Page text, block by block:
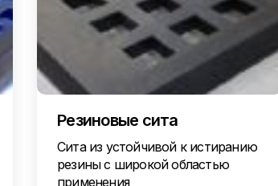
Резиновые сита
Сита из устойчивой к истиранию
резины с широкой областью
применения